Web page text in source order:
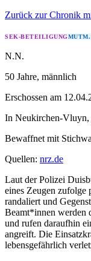
Zurück zur Chronik
SEK-BETEILIGUNG
N.N.
50 Jahre, männlich
Erschossen am
In Neukirchen-Vluyn,
Bewaffnet mit
Quellen: nrz.de
Laut der Polizei
eines Zeugen zufolge
randaliert und
Beamt*innen werden
und rufen daraufhin
angreift. Die
lebensgefährlich